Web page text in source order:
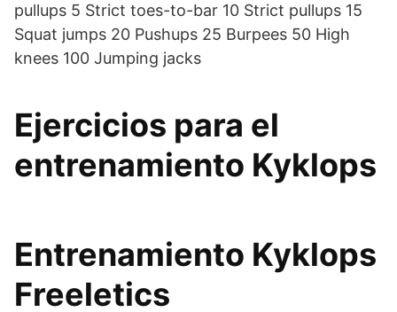
pullups 5 Strict toes-to-bar 10 Strict pullups 15
Squat jumps 20 Pushups 25 Burpees 50 High
knees 100 Jumping jacks
Ejercicios para el
entrenamiento Kyklops
Entrenamiento Kyklops
Freeletics